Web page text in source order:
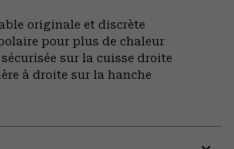
originale et discrète
pour plus de chaleur
sur la cuisse droite
à droite sur la hanche